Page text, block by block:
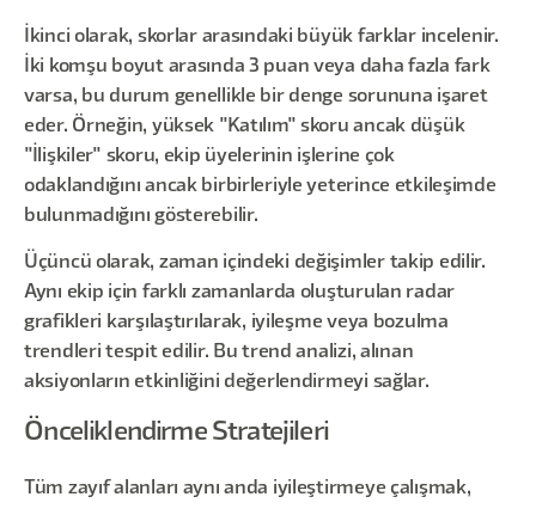
İkinci olarak, skorlar arasındaki büyük farklar incelenir.
İki komşu boyut arasında 3 puan veya daha fazla fark
varsa, bu durum genellikle bir denge sorununa işaret
eder. Örneğin, yüksek "Katılım" skoru ancak düşük
"İlişkiler" skoru, ekip üyelerinin işlerine çok
odaklandığını ancak birbirleriyle yeterince etkileşimde
bulunmadığını gösterebilir.
Üçüncü olarak, zaman içindeki değişimler takip edilir.
Aynı ekip için farklı zamanlarda oluşturulan radar
grafikleri karşılaştırılarak, iyileşme veya bozulma
trendleri tespit edilir. Bu trend analizi, alınan
aksiyonların etkinliğini değerlendirmeyi sağlar.
Önceliklendirme Stratejileri
Tüm zayıf alanları aynı anda iyileştirmeye çalışmak,